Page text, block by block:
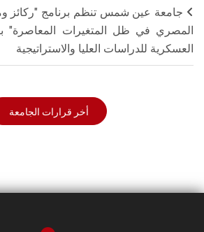
جامعة عين شمس تنظم برنامج "ركائز
المصري في ظل المتغيرات المعاصرة"
العسكرية للدراسات العليا والاستراتيجية
أخر قرارات الجامعة